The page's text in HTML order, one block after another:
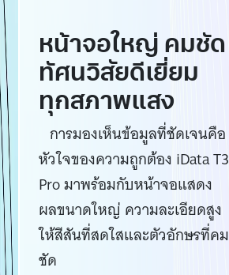
หน้าจอใหญ่ คมชัด
ทัศนวิสัยดีเยี่ยม
ทุกสภาพแสง
การมองเห็นข้อมูลที่ชัดเจนคือ
หัวใจของความถูกต้อง iData T3
Pro มาพร้อมกับหน้าจอแสดง
ผลขนาดใหญ่ ความละเอียดสูง
ให้สีสันที่สดใสและตัวอักษรที่คม
ชัด